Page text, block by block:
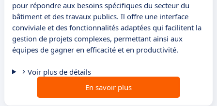
pour répondre aux besoins spécifiques du secteur du
bâtiment et des travaux publics. Il offre une interface
conviviale et des fonctionnalités adaptées qui facilitent la
gestion de projets complexes, permettant ainsi aux
équipes de gagner en efficacité et en productivité.
Voir plus de détails
En savoir plus